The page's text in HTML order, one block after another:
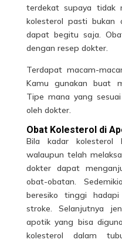
terdekat supaya tidak
kolesterol pasti bukan
dapat begitu saja.
dengan resep dokter.
Terdapat macam-
Kamu gunakan buat
Tipe mana yang
oleh dokter.
Obat Kolesterol di
Bila kadar kolesterol
walaupun telah
dokter dapat
obat-obatan.
beresiko tinggi
stroke. Selanjutnya
apotik yang bisa
kolesterol dalam